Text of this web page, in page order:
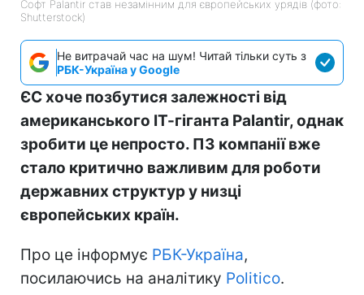
Софт Palantir став незамінним для європейських урядів (фото:
Shutterstock)
Не витрачай час на шум! Читай тільки суть з
РБК-Україна у Google
ЄС хоче позбутися залежності від
американського ІТ-гіганта Palantir, однак
зробити це непросто. ПЗ компанії вже
стало критично важливим для роботи
державних структур у низці
європейських країн.
Про це інформує РБК-Україна,
посилаючись на аналітику Politico.